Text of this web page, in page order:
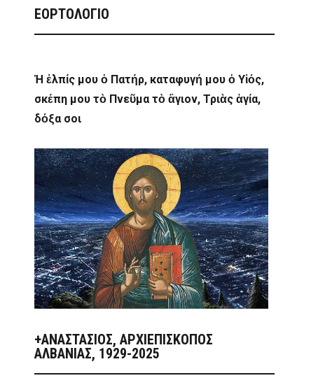
ΕΟΡΤΟΛΟΓΙΟ
Ἡ ἐλπίς μου ὁ Πατήρ, καταφυγή μου ὁ Υἱός,
σκέπη μου τὸ Πνεῦμα τὸ ἅγιον, Τριὰς ἁγία,
δόξα σοι
+ΑΝΑΣΤΆΣΙΟΣ, ΑΡΧΙΕΠΊΣΚΟΠΟΣ
ΑΛΒΑΝΊΑΣ, 1929-2025